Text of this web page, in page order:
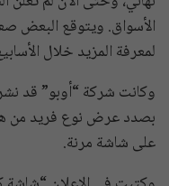
الأسواق. ويتوقع البعض
لمعرفة المزيد خلال
وكانت شركة “أوبو” قد
بصدد عرض نوع فريد من
على شاشة مرنة.